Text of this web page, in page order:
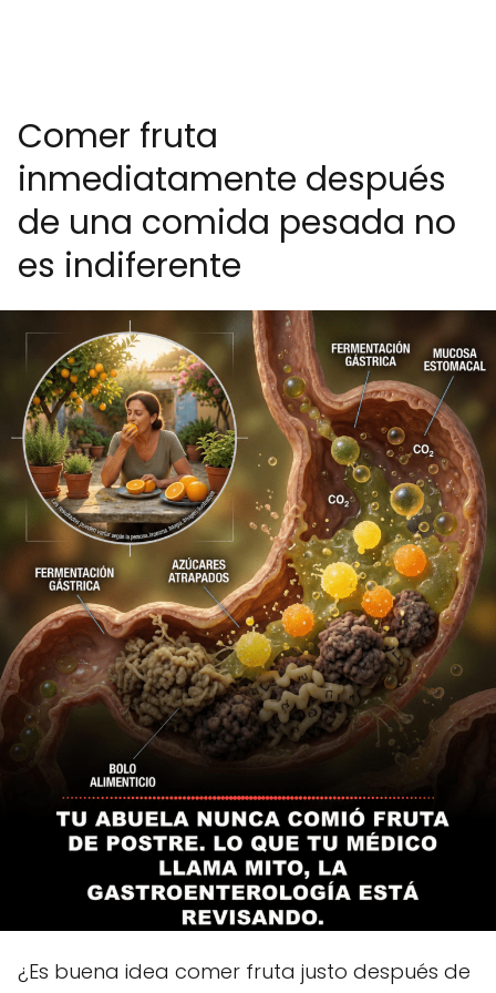
Comer fruta
inmediatamente después
de una comida pesada no
es indiferente
¿Es buena idea comer fruta justo después de